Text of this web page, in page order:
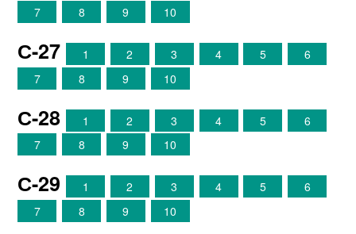
7
8 9 10
С-27 1 2 3 4 5
6
7
8 9 10
С-28 1 2 3 4 5
6
7
8 9 10
С-29 1 2 3 4 5
6
7
8 9 10